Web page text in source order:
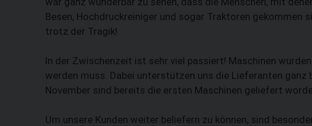
Besen, Hochdruckreiniger und sogar Traktoren gekommen
trotz der Tragik!
In der Zwischenzeit ist sehr viel passiert! Maschinen
werden muss. Dabei unterstützen uns die Lieferanten
November sind bereits die ersten Maschinen geliefert
Um unsere Kunden weiter beliefern zu können, sind